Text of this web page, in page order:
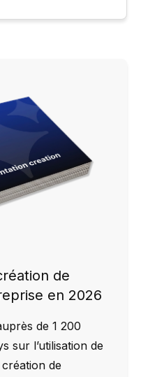
de
en 2026
de 1 200
sur l’utilisation de
de